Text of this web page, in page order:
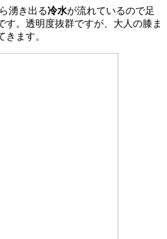
湧き出る冷水が流れているので足
す。透明度抜群ですが、大人の膝ま
きます。